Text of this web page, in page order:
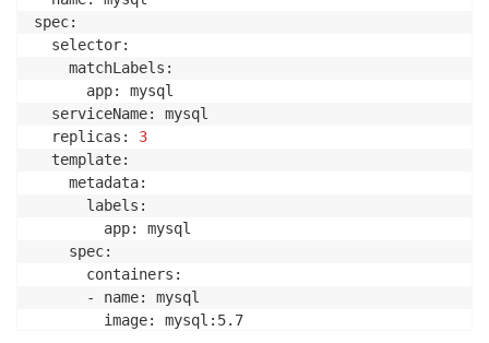
spec:
  selector:
    matchLabels:
      app: mysql
  serviceName: mysql
  replicas:
3
  template:
    metadata:
      labels:
        app: mysql
    spec:
      containers:
      - name: mysql
        image: mysql:5.7